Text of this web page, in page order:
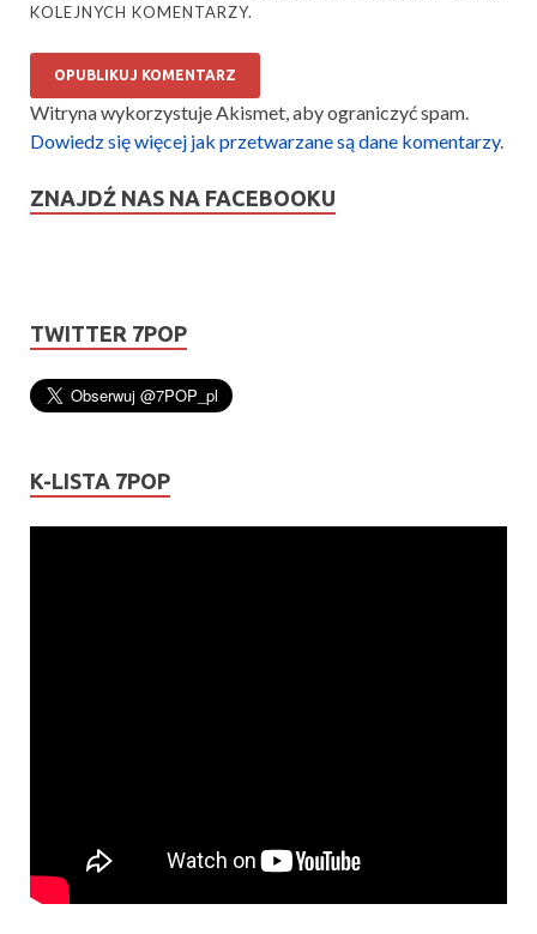
KOLEJNYCH KOMENTARZY.
Witryna wykorzystuje Akismet, aby ograniczyć spam.
Dowiedz się więcej jak przetwarzane są dane komentarzy.
ZNAJDŹ NAS NA FACEBOOKU
TWITTER 7POP
K-LISTA 7POP